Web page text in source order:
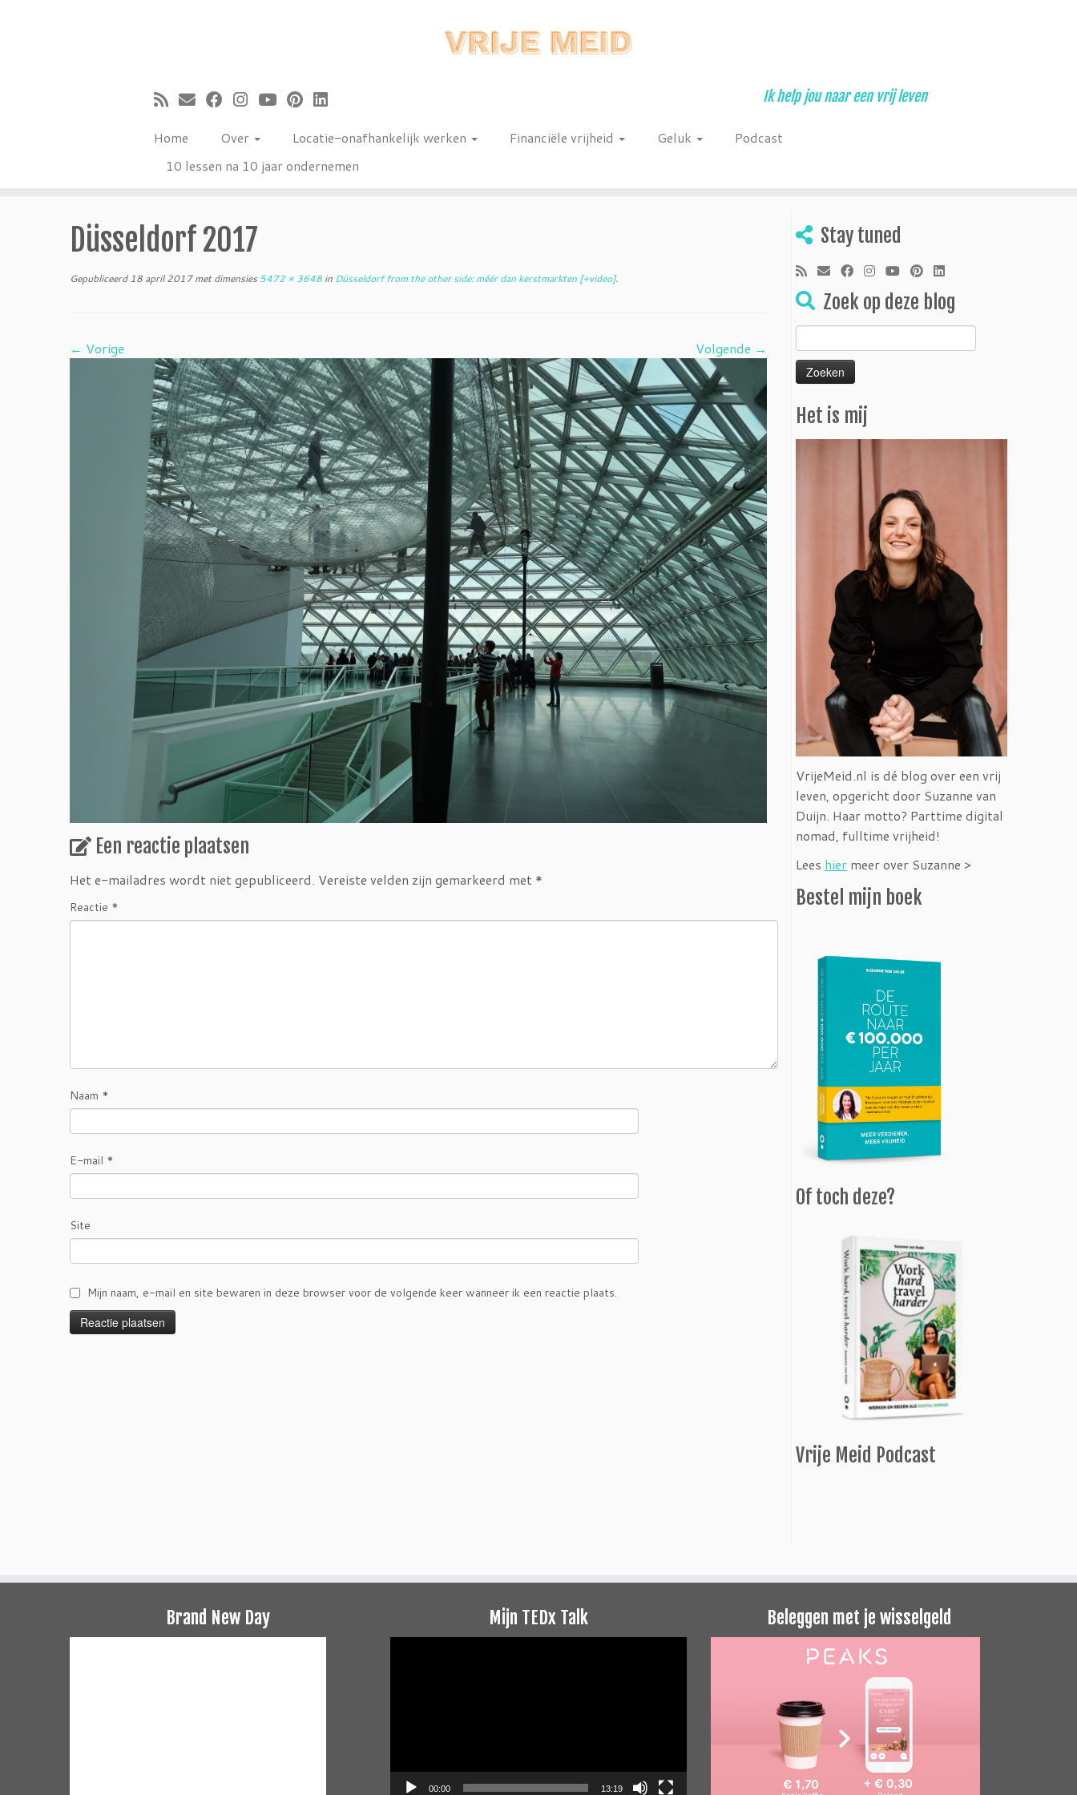
Ik help jou naar een vrij leven
Home Over Locatie-onafhankelijk werken Financiële vrijheid Geluk
Podcast
10 lessen na 10 jaar ondernemen
Düsseldorf 2017
Gepubliceerd 18 april 2017met dimensies 5472 × 3648 in Düsseldorf from the other side: méér dan kerstmarkten [+video].
← Vorige Volgende →
Een reactie plaatsen
Het e-mailadres wordt niet gepubliceerd. Vereiste velden zijn gemarkeerd met *
Reactie *
Naam *
E-mail *
Site
Mijn naam, e-mail en site bewaren in deze browser voor de volgende keer wanneer ik een reactie plaats.
Stay tuned
Zoek op deze blog
Zoeken
naar:
Het is mij
VrijeMeid.nl is dé blog over een vrij
leven, opgericht door Suzanne van
Duijn. Haar motto? Parttime digital
nomad, fulltime vrijheid!
Lees hier meer over Suzanne >
Bestel mijn boek
Of toch deze?
Vrije Meid Podcast
Brand New Day Mijn TEDx Talk
00:00 13:19
Beleggen met je wisselgeld